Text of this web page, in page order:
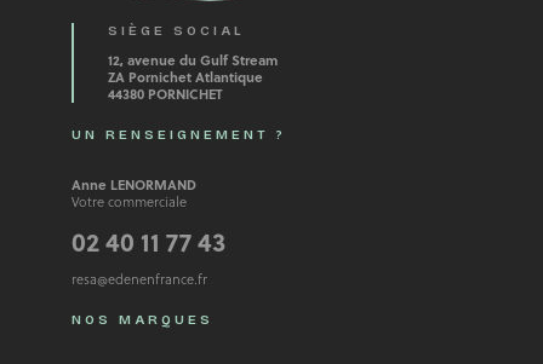
SIÈGE SOCIAL
12, avenue du Gulf Stream
ZA Pornichet Atlantique
44380 PORNICHET
UN RENSEIGNEMENT ?
Anne LENORMAND
Votre commerciale
02 40 11 77 43
resa@edenenfrance.fr
NOS MARQUES